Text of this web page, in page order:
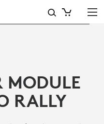
MODULE
RALLY